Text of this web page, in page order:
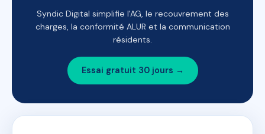
Syndic Digital simplifie l'AG, le recouvrement des
charges, la conformité ALUR et la communication
résidents.
Essai gratuit 30 jours →